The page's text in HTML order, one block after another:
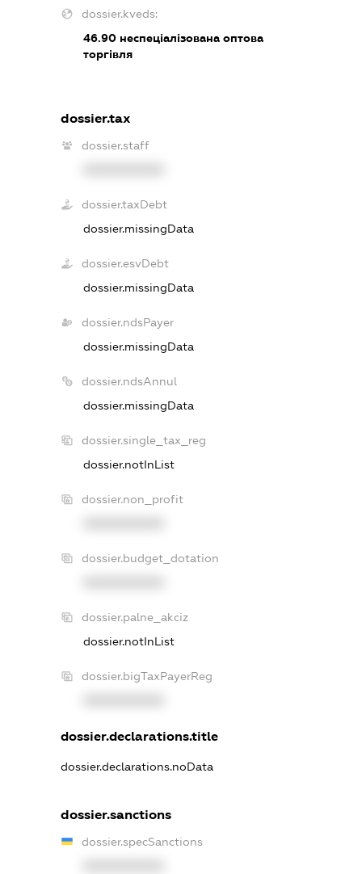
dossier.kveds:
46.90неспеціалізована оптова
торгівля
dossier.tax
dossier.staff
dossier.taxDebt
dossier.missingData
dossier.esvDebt
dossier.missingData
dossier.ndsPayer
dossier.missingData
dossier.ndsAnnul
dossier.missingData
dossier.single_tax_reg
dossier.notInList
dossier.non_profit
dossier.budget_dotation
dossier.palne_akciz
dossier.notInList
dossier.bigTaxPayerReg
dossier.declarations.title
dossier.declarations.noData
dossier.sanctions
dossier.specSanctions